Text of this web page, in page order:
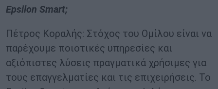
Epsilon Smart;
Πέτρος Κοραλής: Στόχος του Ομίλου είναι να
παρέχουμε ποιοτικές υπηρεσίες και
αξιόπιστες λύσεις πραγματικά χρήσιμες για
τους επαγγελματίες και τις επιχειρήσεις. Το